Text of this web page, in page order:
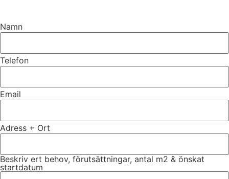
Namn
Telefon
Email
Adress + Ort
Beskriv ert behov, förutsättningar, antal m2 & önskat
startdatum